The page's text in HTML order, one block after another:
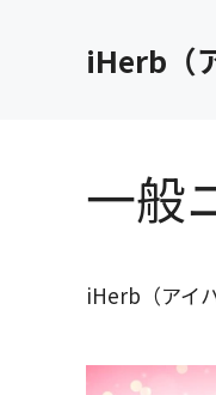
iHerb（
一般
iHerb（アイ